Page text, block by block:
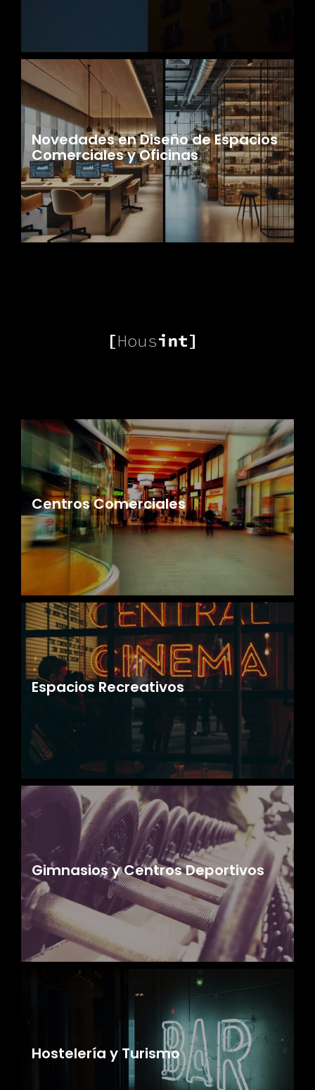
Novedades en Diseño de Espacios
Comerciales y Oficinas
Centros Comerciales
Espacios Recreativos
Gimnasios y Centros Deportivos
Hostelería y Turismo